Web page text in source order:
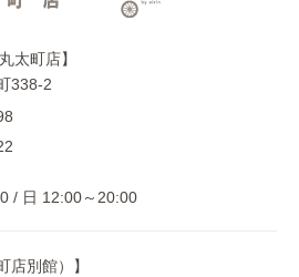
太町店】
338-2
/ 日 12:00～20:00
店別館）】